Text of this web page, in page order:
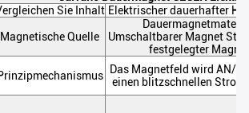
Sie Inhalt Elektrischer dauerhafter
Magnetische Quelle
Umschaltbarer Magnet
festgelegter Magnet
Das Magnetfeld wird AN/
einen blitzschnellen Strom